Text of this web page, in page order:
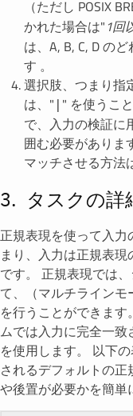
（ただし POSIX
かれた場合は"1回
は、A, B, C, D の
す 。
選択肢、つまり指
は、" | " を使うこ
で、入力の検証に
囲む必要がありま
マッチさせる方法
タスクの詳
正規表現を使って入力
まり、入力は正規表
です。 正規表現では
て、（マルチライン
を行うことができま
ムでは入力に完全一
を使用します。 以下
されるデフォルトの
や後置が必要かを簡単